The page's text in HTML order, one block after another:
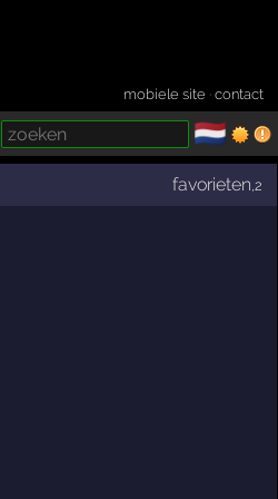
mobiele site ·contact
🇳🇱
favorieten ,2